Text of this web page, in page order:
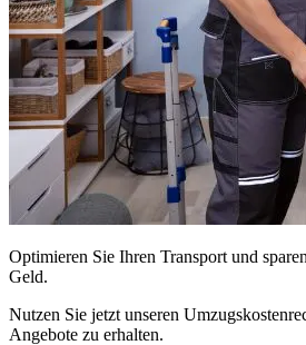
Optimieren Sie Ihren Transport und
Geld.
Nutzen Sie jetzt unseren
Angebote zu erhalten.